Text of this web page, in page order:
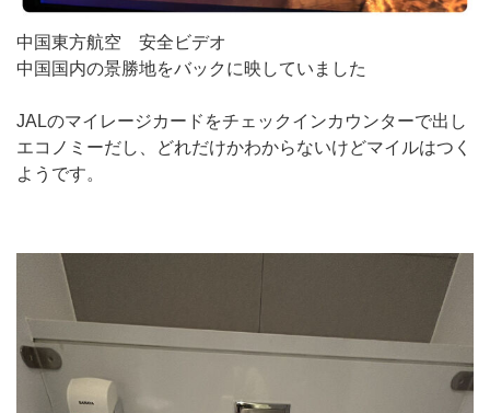
中国東方航空 安全ビデオ
中国国内の景勝地をバックに映していました
JALのマイレージカードをチェックインカウンターで出し
エコノミーだし、どれだけかわからないけどマイルはつく
ようです。